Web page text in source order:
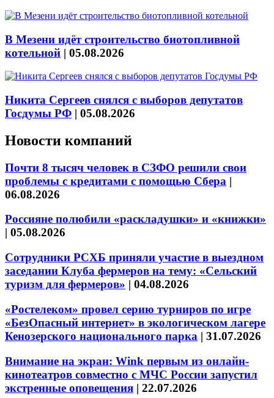
В Мезени идёт строительство биотопливной
котельной | 05.08.2026
Никита Сергеев снялся с выборов депутатов
Госдумы РФ | 05.08.2026
Новости компаний
Почти 8 тысяч человек в СЗФО решили свои
проблемы с кредитами с помощью Сбера |
06.08.2026
Россияне полюбили «раскладушки» и «книжки»
| 05.08.2026
Сотрудники РСХБ приняли участие в выездном
заседании Клуба фермеров на тему: «Сельский
туризм для фермеров» | 04.08.2026
«Ростелеком» провел серию турниров по игре
«БезОпасный интернет» в экологическом лагере
Кенозерского национального парка | 31.07.2026
Внимание на экран: Wink первым из онлайн-
кинотеатров совместно с МЧС России запустил
экстренные оповещения | 22.07.2026